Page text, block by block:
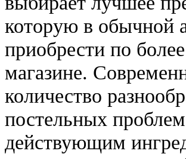
которую в обычной
приобрести по
магазине.
количество
постельных
действующим